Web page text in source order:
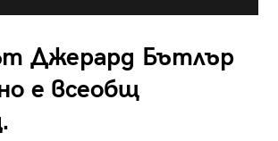
Джерард Бътлър
е всеобщ